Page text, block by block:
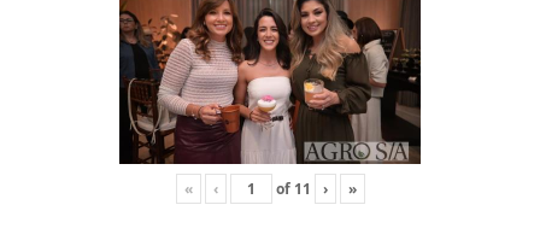
« ‹ of 11 › »